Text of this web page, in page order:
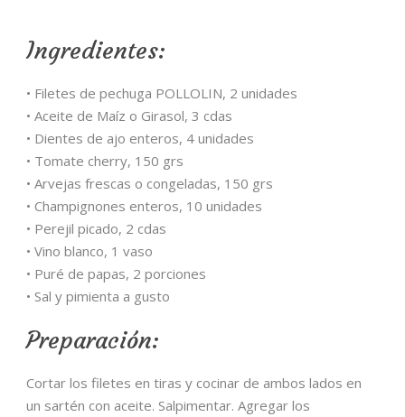
Ingredientes:
• Filetes de pechuga POLLOLIN, 2 unidades
• Aceite de Maíz o Girasol, 3 cdas
• Dientes de ajo enteros, 4 unidades
• Tomate cherry, 150 grs
• Arvejas frescas o congeladas, 150 grs
• Champignones enteros, 10 unidades
• Perejil picado, 2 cdas
• Vino blanco, 1 vaso
• Puré de papas, 2 porciones
• Sal y pimienta a gusto
Preparación:
Cortar los filetes en tiras y cocinar de ambos lados en
un sartén con aceite. Salpimentar. Agregar los